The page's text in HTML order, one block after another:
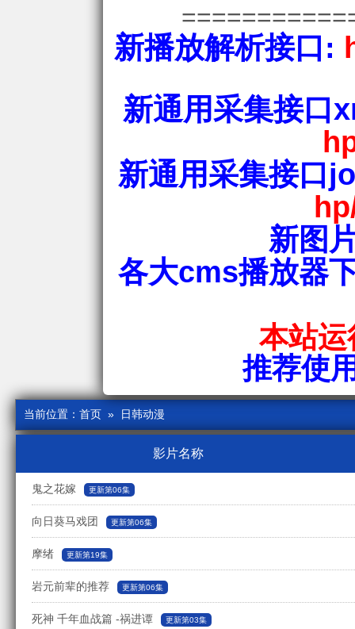
新播放解析接口:
新通用采集接口
新通用采集接口
新图
各大cms播放器
本站
推荐使
当前位置： 首页 » 日韩动漫
影片名称
鬼之花嫁 更新第06集
向日葵马戏团 更新第06集
摩绪 更新第19集
岩元前辈的推荐 更新第06集
死神 千年血战篇 -祸进谭 更新第03集